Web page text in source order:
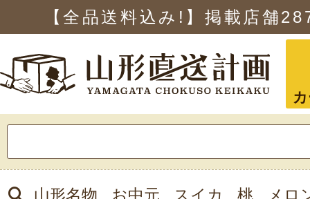
【全品送料込み!】掲載店舗
索:
山形名物 お中元 スイカ 桃 メロ